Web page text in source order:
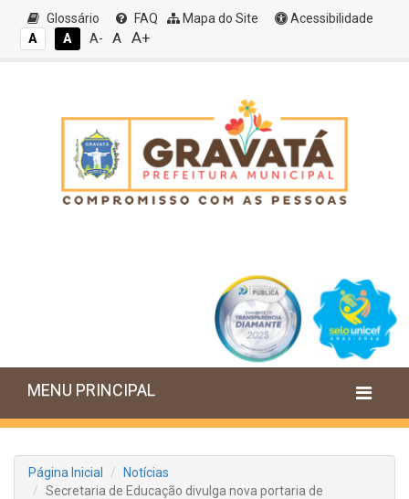
Glossário FAQ Mapa do Site
Acessibilidade
A
A A- A A+
MENU PRINCIPAL
Página Inicial
Notícias
Secretaria de Educação divulga nova portaria de